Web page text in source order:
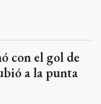
con el gol de
a la punta